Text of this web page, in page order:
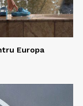
Europa